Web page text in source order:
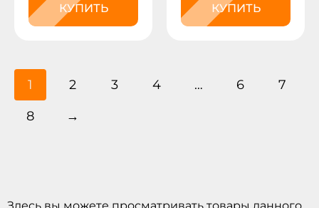
КУПИТЬ КУПИТЬ
1 2 3 4 … 6
7
8
→